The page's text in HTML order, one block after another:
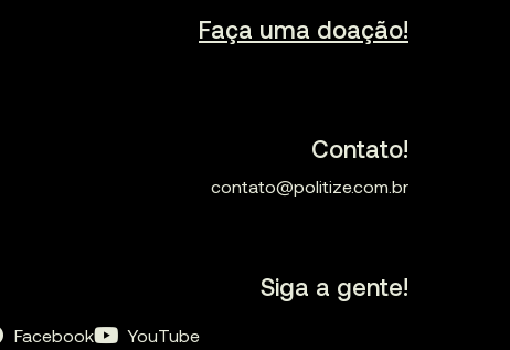
Faça uma doação!
Contato!
contato@politize.com.br
Siga a gente!
Facebook YouTube